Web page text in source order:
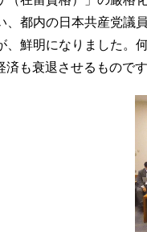
、都内の日本共産党議
、鮮明になりました。
済も衰退させるもので